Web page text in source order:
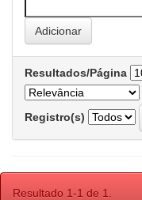
Resultados/Página
Registro(s)
Resultado 1-1 de 1.